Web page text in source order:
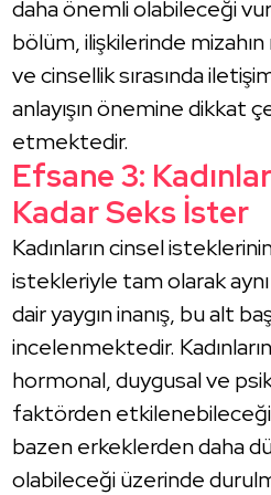
daha önemli olabileceği
bölüm, ilişkilerinde
ve cinsellik sırasında iletişim
anlayışın önemine dikkat
etmektedir.
Efsane 3:
Kadar Seks İster
Kadınların cinsel
istekleriyle tam olarak aynı
dair yaygın inanış, bu alt
incelenmektedir.
hormonal, duygusal ve
faktörden
bazen erkeklerden daha
olabileceği üzerinde